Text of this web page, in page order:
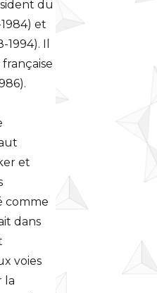
du
et
Il
et
comme
dans
voies
la